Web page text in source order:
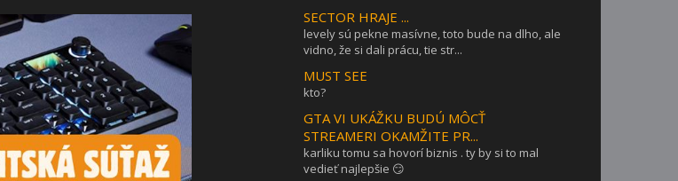
SECTOR HRAJE ...
levely sú pekne masívne, toto bude na dlho, ale
vidno, že si dali prácu, tie str...
MUST SEE
kto?
GTA VI UKÁŽKU BUDÚ MÔCŤ
STREAMERI OKAMŽITE PR...
karliku tomu sa hovorí biznis . ty by si to mal
vedieť najlepšie 😏